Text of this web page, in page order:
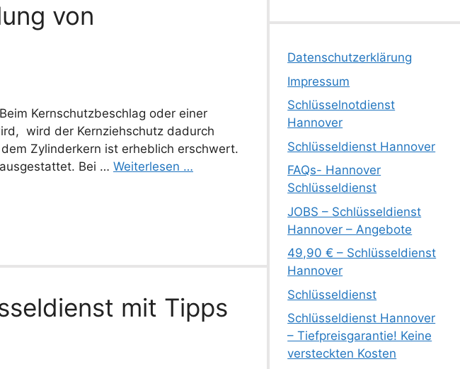
von
Kernschutzbeschlag oder einer
wird der Kernziehschutz dadurch
Zylinderkern ist erheblich erschwert.
Bei … Weiterlesen …
mit Tipps
Datenschutzerklärung
Impressum
Schlüsselnotdienst
Hannover
Schlüsseldienst Hannover
FAQs- Hannover
Schlüsseldienst
JOBS – Schlüsseldienst
Hannover – Angebote
49,90 € – Schlüsseldienst
Hannover
Schlüsseldienst
Schlüsseldienst Hannover
– Tiefpreisgarantie! Keine
versteckten Kosten